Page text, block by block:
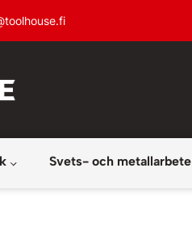
Svets- och metallarbete